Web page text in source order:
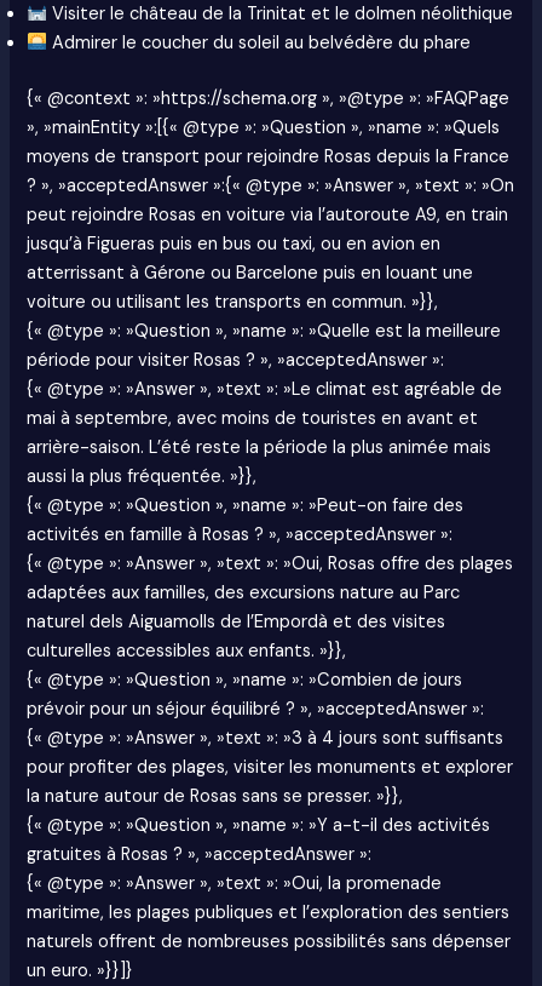
Visiter le château de la Trinitat et le dolmen néolithique
Admirer le coucher du soleil au belvédère du phare
{« @context »: »https://schema.org », »@type »: »FAQPage
», »mainEntity »:[{« @type »: »Question », »name »: »Quels
moyens de transport pour rejoindre Rosas depuis la France
? », »acceptedAnswer »:{« @type »: »Answer », »text »: »On
peut rejoindre Rosas en voiture via l’autoroute A9, en train
jusqu’à Figueras puis en bus ou taxi, ou en avion en
atterrissant à Gérone ou Barcelone puis en louant une
voiture ou utilisant les transports en commun. »}},
{« @type »: »Question », »name »: »Quelle est la meilleure
période pour visiter Rosas ? », »acceptedAnswer »:
{« @type »: »Answer », »text »: »Le climat est agréable de
mai à septembre, avec moins de touristes en avant et
arrière-saison. L’été reste la période la plus animée mais
aussi la plus fréquentée. »}},
{« @type »: »Question », »name »: »Peut-on faire des
activités en famille à Rosas ? », »acceptedAnswer »:
{« @type »: »Answer », »text »: »Oui, Rosas offre des plages
adaptées aux familles, des excursions nature au Parc
naturel dels Aiguamolls de l’Empordà et des visites
culturelles accessibles aux enfants. »}},
{« @type »: »Question », »name »: »Combien de jours
prévoir pour un séjour équilibré ? », »acceptedAnswer »:
{« @type »: »Answer », »text »: »3 à 4 jours sont suffisants
pour profiter des plages, visiter les monuments et explorer
la nature autour de Rosas sans se presser. »}},
{« @type »: »Question », »name »: »Y a-t-il des activités
gratuites à Rosas ? », »acceptedAnswer »:
{« @type »: »Answer », »text »: »Oui, la promenade
maritime, les plages publiques et l’exploration des sentiers
naturels offrent de nombreuses possibilités sans dépenser
un euro. »}}]}